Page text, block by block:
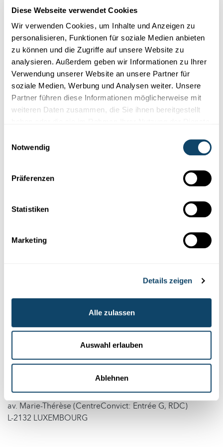
Diese Webseite verwendet Cookies
Wir verwenden Cookies, um Inhalte und Anzeigen zu
personalisieren, Funktionen für soziale Medien anbieten
zu können und die Zugriffe auf unsere Website zu
analysieren. Außerdem geben wir Informationen zu Ihrer
Verwendung unserer Website an unsere Partner für
soziale Medien, Werbung und Analysen weiter. Unsere
Partner führen diese Informationen möglicherweise mit
weiteren Daten zusammen, die Sie ihnen bereitgestellt
Notwendig
Präferenzen
Statistiken
Marketing
Details zeigen
Alle zulassen
Auswahl erlauben
Ablehnen
Desinformation zu durchschauen, muss man die
demonstriert diese Werkzeuge aus der Praxis und leitet
daraus die entscheidenden Methoden zur Überprüfung
und Analyse ab. Ausgehend von den technischen
Möglichkeiten moderner KI, werden die Konsequenzen
für unsere Informationsgesellschaft beleuchtet. Es wird
das nötige Wissen vermittelt, um die eigene
Urteilsfähigkeit zu schärfen und Falschinformationen
kompetent zu begegnen.
gebeten (info@ewb.lu).
Mehr Informationen finden Sie
12.02von 17:30 zu 19:30
Veranstaltungsort
ErwuesseBildung
av. Marie-Thérèse (CentreConvict: Entrée G, RDC)
L-2132 LUXEMBOURG